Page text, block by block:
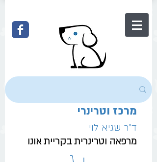
מרכז וטרינרי
ד"ר שגיא לוי
מרפאה וטרינרית בקריית אונו